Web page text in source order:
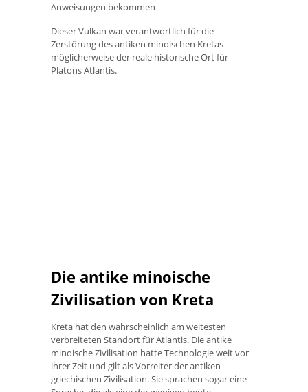
Anweisungen bekommen
Dieser Vulkan war verantwortlich für die
Zerstörung des antiken minoischen Kretas -
möglicherweise der reale historische Ort für
Platons Atlantis.
Die antike minoische
Zivilisation von Kreta
Kreta hat den wahrscheinlich am weitesten
verbreiteten Standort für Atlantis. Die antike
minoische Zivilisation hatte Technologie weit vor
ihrer Zeit und gilt als Vorreiter der antiken
griechischen Zivilisation. Sie sprachen sogar eine